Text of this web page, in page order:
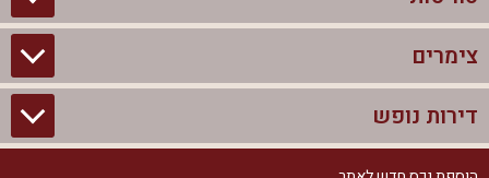
וילות להשכרה
וילות למסיבת רווקים
סוויטות בצפון
צימרים לזוגות עם בריכה פרטית
צימרים
צימרים בצפון
צימרים לזוגות
דירות נופש